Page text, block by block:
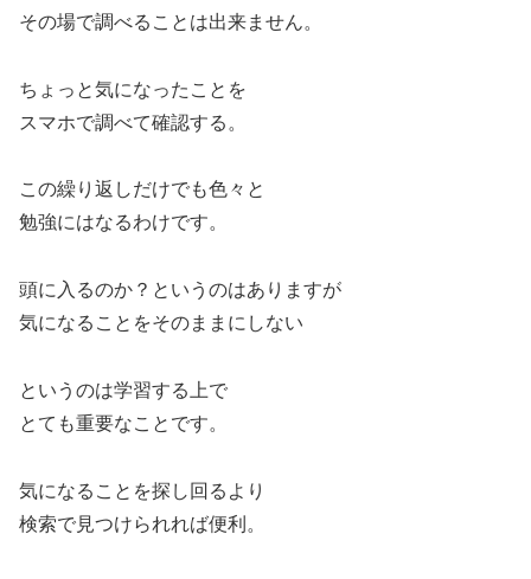
その場で調べることは出来ません。
ちょっと気になったことを
スマホで調べて確認する。
この繰り返しだけでも色々と
勉強にはなるわけです。
頭に入るのか？というのはありますが
気になることをそのままにしない
というのは学習する上で
とても重要なことです。
気になることを探し回るより
検索で見つけられれば便利。